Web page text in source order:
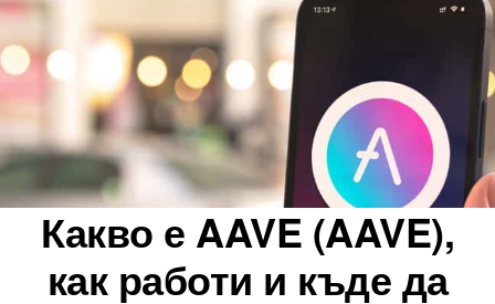
Какво е AAVE (AAVE),
как работи и къде да